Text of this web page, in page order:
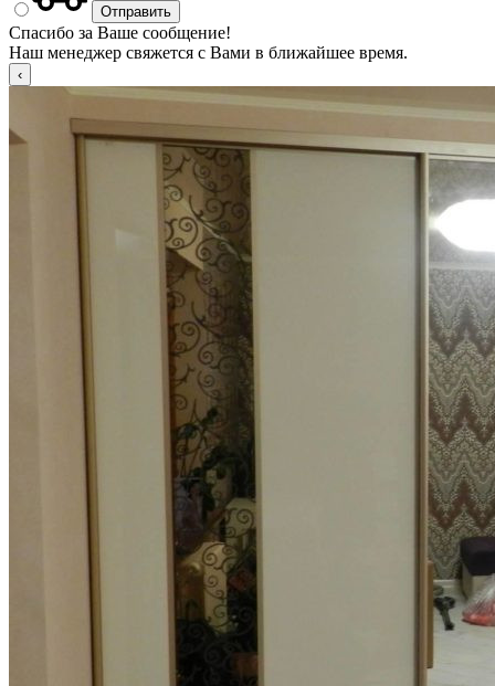
Спасибо за Ваше сообщение!
Наш менеджер свяжется с Вами в ближайшее время.